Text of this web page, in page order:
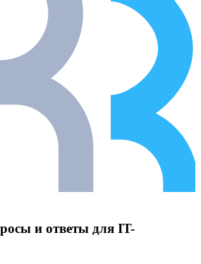
и ответы для IT-